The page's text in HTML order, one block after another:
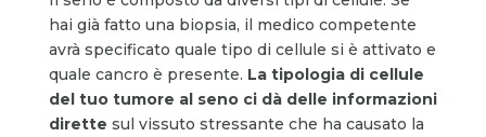
hai già fatto una biopsia, il medico competente
avrà specificato quale tipo di cellule si è attivato e
quale cancro è presente. La tipologia di cellule
del tuo tumore al seno ci dà delle informazioni
dirette sul vissuto stressante che ha causato la